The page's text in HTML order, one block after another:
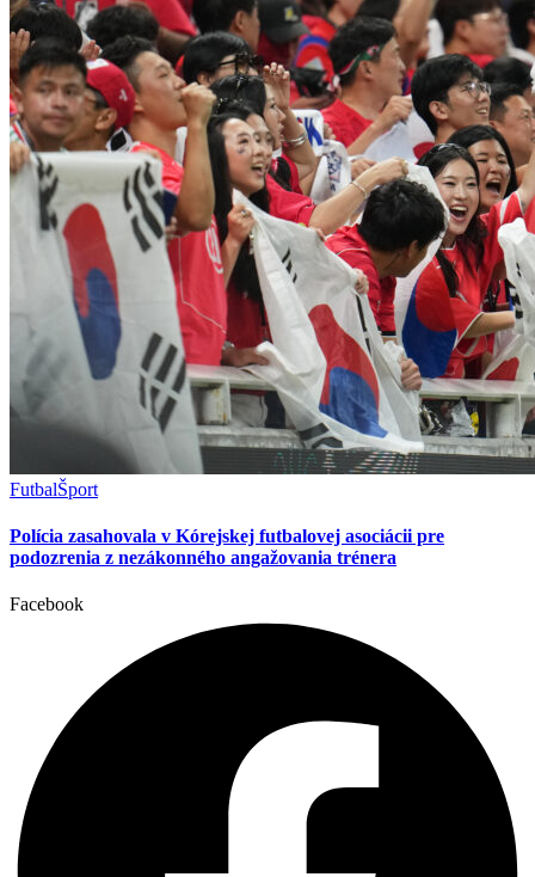
FutbalŠport
Polícia zasahovala v Kórejskej futbalovej asociácii pre
podozrenia z nezákonného angažovania trénera
Facebook